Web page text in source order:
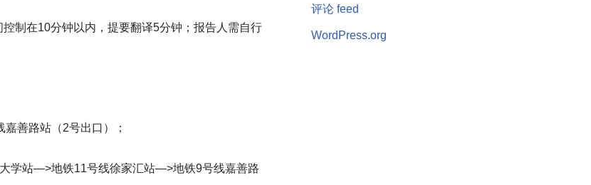
制在10分钟以内，提要翻译5分钟；报告人需自行
善路站（2号出口）；
学站—>地铁11号线徐家汇站—>地铁9号线嘉善路
评论 feed
WordPress.org